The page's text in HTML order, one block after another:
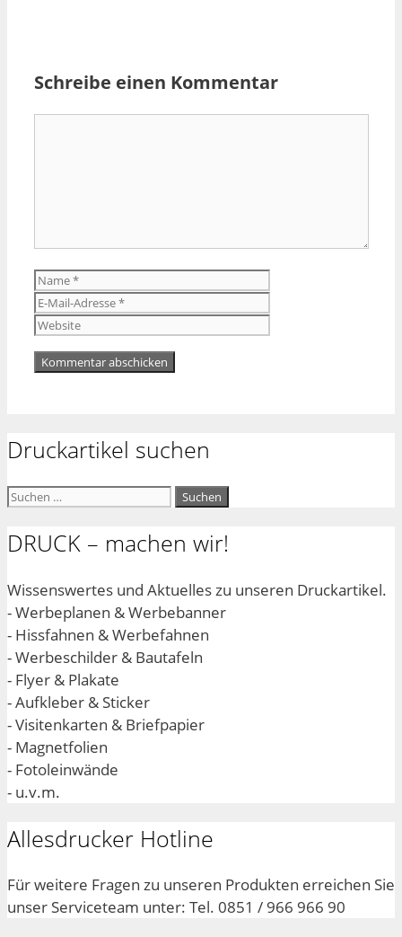
Schreibe einen Kommentar
Name
Adresse
Druckartikel suchen
Suchen
DRUCK – machen wir!
Wissenswertes und Aktuelles zu unseren Druckartikel.
- Werbeplanen & Werbebanner
- Hissfahnen & Werbefahnen
- Werbeschilder & Bautafeln
- Flyer & Plakate
- Aufkleber & Sticker
- Visitenkarten & Briefpapier
- Magnetfolien
- Fotoleinwände
- u.v.m.
Allesdrucker Hotline
Für weitere Fragen zu unseren Produkten erreichen Sie
unser Serviceteam unter: Tel. 0851 / 966 966 90